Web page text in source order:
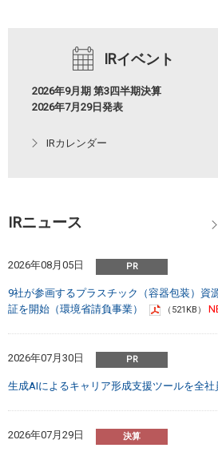
IRイベント
2026年9月期 第3四半期決算
2026年7月29日発表
IRカレンダー
IRニュース
2026年08月05日
9社が参画するプラスチック（容器包装）資
証を開始（環境省請負事業）
（521KB）
2026年07月30日
生成AIによるキャリア形成支援ツールを全社
2026年07月29日